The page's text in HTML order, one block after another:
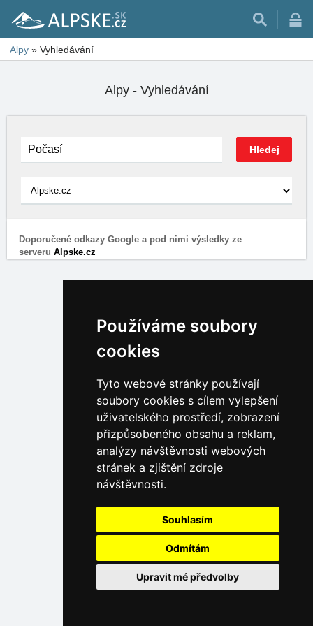
Používáme soubory
cookies
Tyto webové stránky používají
soubory cookies s cílem vylepšení
uživatelského prostředí, zobrazení
přizpůsobeného obsahu a reklam,
analýzy návštěvnosti webových
stránek a zjištění zdroje
návštěvnosti.
Souhlasím
Odmítám
Upravit mé předvolby
Alpy » Vyhledávání
Alpy - Vyhledávání
Doporučené odkazy Google a pod nimi výsledky ze
serveru Alpske.cz